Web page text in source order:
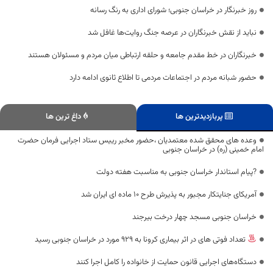
روز خبرنگار در خراسان جنوبی؛ شورای اداری به رنگ رسانه
نباید از نقش خبرنگاران در عرصه جنگ روایت‌ها غافل شد
خبرنگاران در خط مقدم جامعه و حلقه ارتباطی میان مردم و مسئولان هستند
حضور شبانه مردم در اجتماعات مردمی تا اطلاع ثانوی ادامه دارد
پربازدیدترین ها
داغ ترین ها
وعده های محقق شده معتمدیان ،حضور مخبر رییس ستاد اجرایی فرمان حضرت
امام خمینی (ره) در خراسان جنوبی
?پیام استاندار خراسان جنوبی به مناسبت هفته دولت
آمریکای جنایتکار مجبور به پذیرش طرح ۱۰ ماده ای ایران شد
خراسان جنوبی مسجد چهار درخت بیرجند
تعداد فوتی های در اثر بیماری کرونا به 929 مورد در خراسان جنوبی رسید
دستگاه‌های اجرایی قانون حمایت از خانواده را کامل اجرا کنند